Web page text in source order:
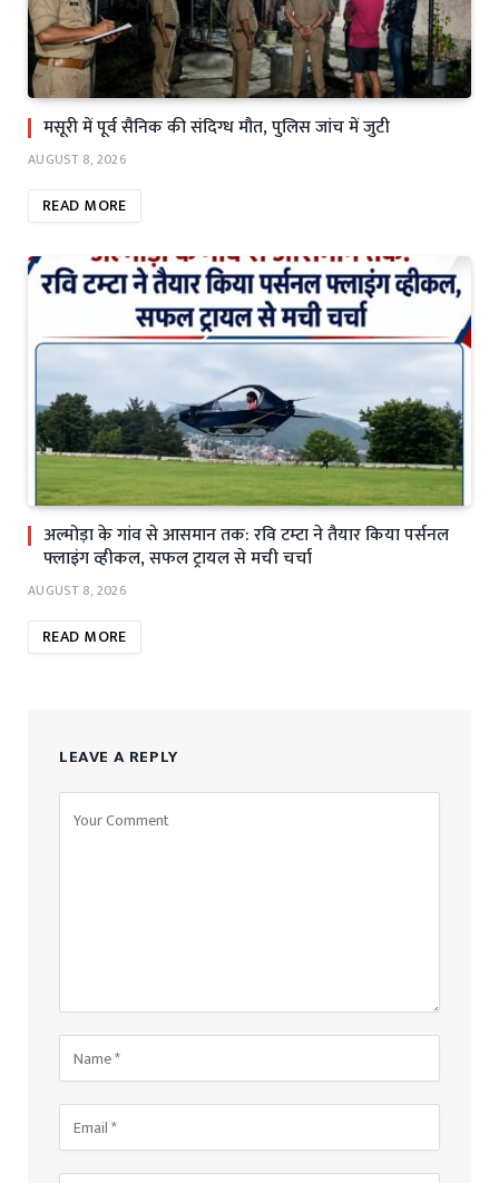
मसूरी में पूर्व सैनिक की संदिग्ध मौत, पुलिस जांच में जुटी
AUGUST 8, 2026
READ MORE
अल्मोड़ा के गांव से आसमान तक: रवि टम्टा ने तैयार किया पर्सनल
फ्लाइंग व्हीकल, सफल ट्रायल से मची चर्चा
AUGUST 8, 2026
READ MORE
LEAVE A REPLY